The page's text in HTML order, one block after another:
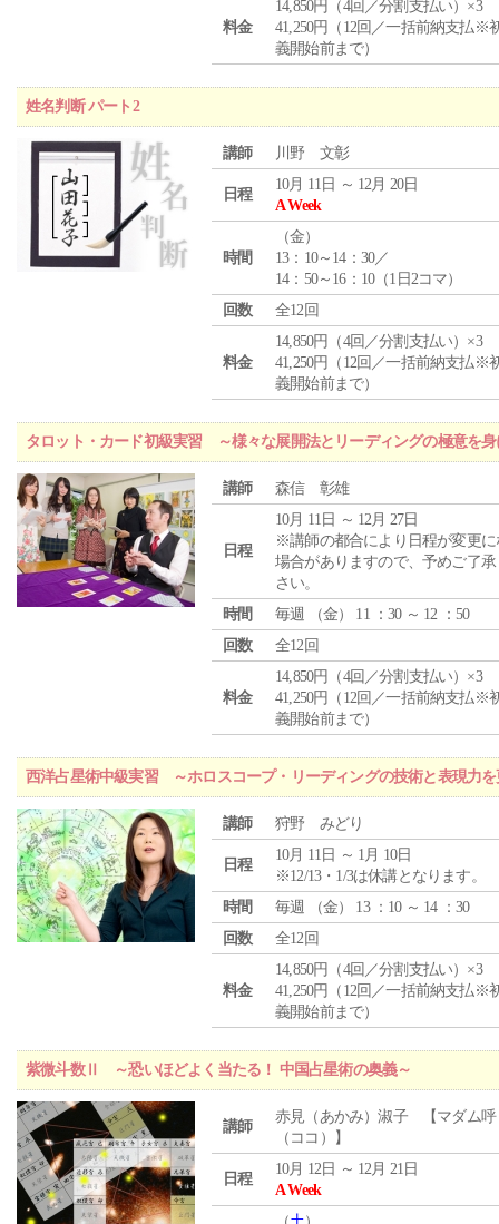
料金
14,850円（4回／分割支払い）×3
41,250円（12回／一括前納支払※
義開始前まで）
姓名判断 パート2
講師 川野 文彰
日程
10月 11日 ～ 12月 20日
A Week
時間
（金）
13：10～14：30／
14：50～16：10（1日2コマ）
回数
全12回
料金
14,850円（4回／分割支払い）×3
41,250円（12回／一括前納支払※
義開始前まで）
タロット・カード初級実習 ～様々な展開法とリーディングの極意を身
講師 森信 彰雄
日程
10月 11日 ～ 12月 27日
※講師の都合により日程が変更に
場合がありますので、予めご了承
さい。
時間
毎週 （金） 11 ：30 ～ 12 ：50
回数
全12回
料金
14,850円（4回／分割支払い）×3
41,250円（12回／一括前納支払※
義開始前まで）
西洋占星術中級実習 ～ホロスコープ・リーディングの技術と表現力
講師 狩野 みどり
日程
10月 11日 ～ 1月 10日
※12/13・1/3は休講となります。
時間
毎週 （金） 13 ：10 ～ 14 ：30
回数
全12回
料金
14,850円（4回／分割支払い）×3
41,250円（12回／一括前納支払※
義開始前まで）
紫微斗数Ⅱ ～恐いほどよく当たる！ 中国占星術の奥義～
講師
赤見（あかみ）淑子 【マダム呼
（ココ）】
日程
10月 12日 ～ 12月 21日
A Week